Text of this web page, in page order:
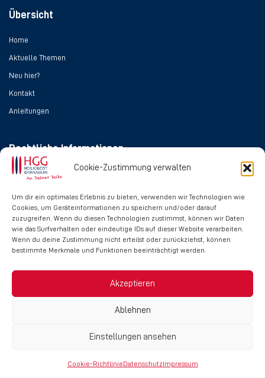
Cookie-Zustimmung verwalten
Um dir ein optimales Erlebnis zu bieten, verwenden wir Technologien wie
Cookies, um Geräteinformationen zu speichern und/oder darauf
zuzugreifen. Wenn du diesen Technologien zustimmst, können wir Daten
wie das Surfverhalten oder eindeutige IDs auf dieser Website verarbeiten.
Wenn du deine Zustimmung nicht erteilst oder zurückziehst, können
bestimmte Merkmale und Funktionen beeinträchtigt werden.
Akzeptieren
Ablehnen
Einstellungen ansehen
Cookie-RichtlinieDatenschutzImpressum
Übersicht
Home
Aktuelle Themen
Neu hier?
Kontakt
Anleitungen
Rechtliche Informationen
Impressum
Cookie-Richtlinie
Social Media
Copyright © 2024 Heilig-Geist-Gymnasium